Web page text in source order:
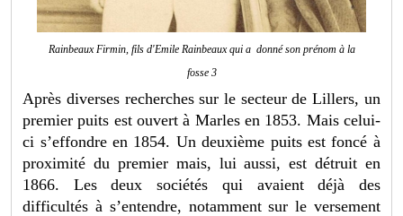
Rainbeaux Firmin, fils d'Emile Rainbeaux qui a donné son prénom à la
fosse 3
Après diverses recherches sur le secteur de Lillers, un
premier puits est ouvert à Marles en 1853. Mais celui-
ci s’effondre en 1854. Un deuxième puits est foncé à
proximité du premier mais, lui aussi, est détruit en
1866. Les deux sociétés qui avaient déjà des
difficultés à s’entendre, notamment sur le versement